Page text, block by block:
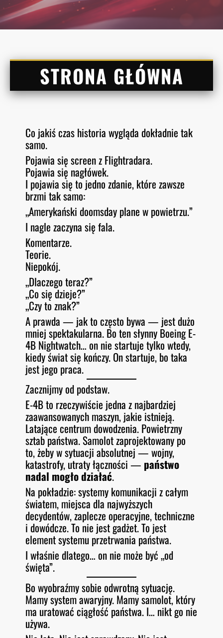
STRONA GŁÓWNA
Co jakiś czas historia wygląda dokładnie tak
samo.
Pojawia się screen z Flightradara.
Pojawia się nagłówek.
I pojawia się to jedno zdanie, które zawsze
brzmi tak samo:
„Amerykańskidoomsday planew powietrzu.”
I nagle zaczyna się fala.
Komentarze.
Teorie.
Niepokój.
„Dlaczego teraz?”
„Co się dzieje?”
„Czy to znak?”
A prawda — jak to często bywa — jest dużo
mniej spektakularna. Bo ten słynny Boeing E-
4B Nightwatch… on nie startuje tylko wtedy,
kiedy świat się kończy. On startuje, bo taka
jest jego praca.
Zacznijmy od podstaw.
E-4B to rzeczywiście jedna z najbardziej
zaawansowanych maszyn, jakie istnieją.
Latające centrum dowodzenia. Powietrzny
sztab państwa. Samolot zaprojektowany po
to, żeby w sytuacji absolutnej — wojny,
katastrofy, utraty łączności — państwo
nadal mogło działać.
Na pokładzie: systemy komunikacji z całym
światem, miejsca dla najwyższych
decydentów, zaplecze operacyjne, techniczne
i dowódcze. To nie jest gadżet. To jest
element systemu przetrwania państwa.
I właśnie dlatego… on nie może być „od
święta”.
Bo wyobraźmy sobie odwrotną sytuację.
Mamy system awaryjny. Mamy samolot, który
ma uratować ciągłość państwa. I… nikt go nie
używa.